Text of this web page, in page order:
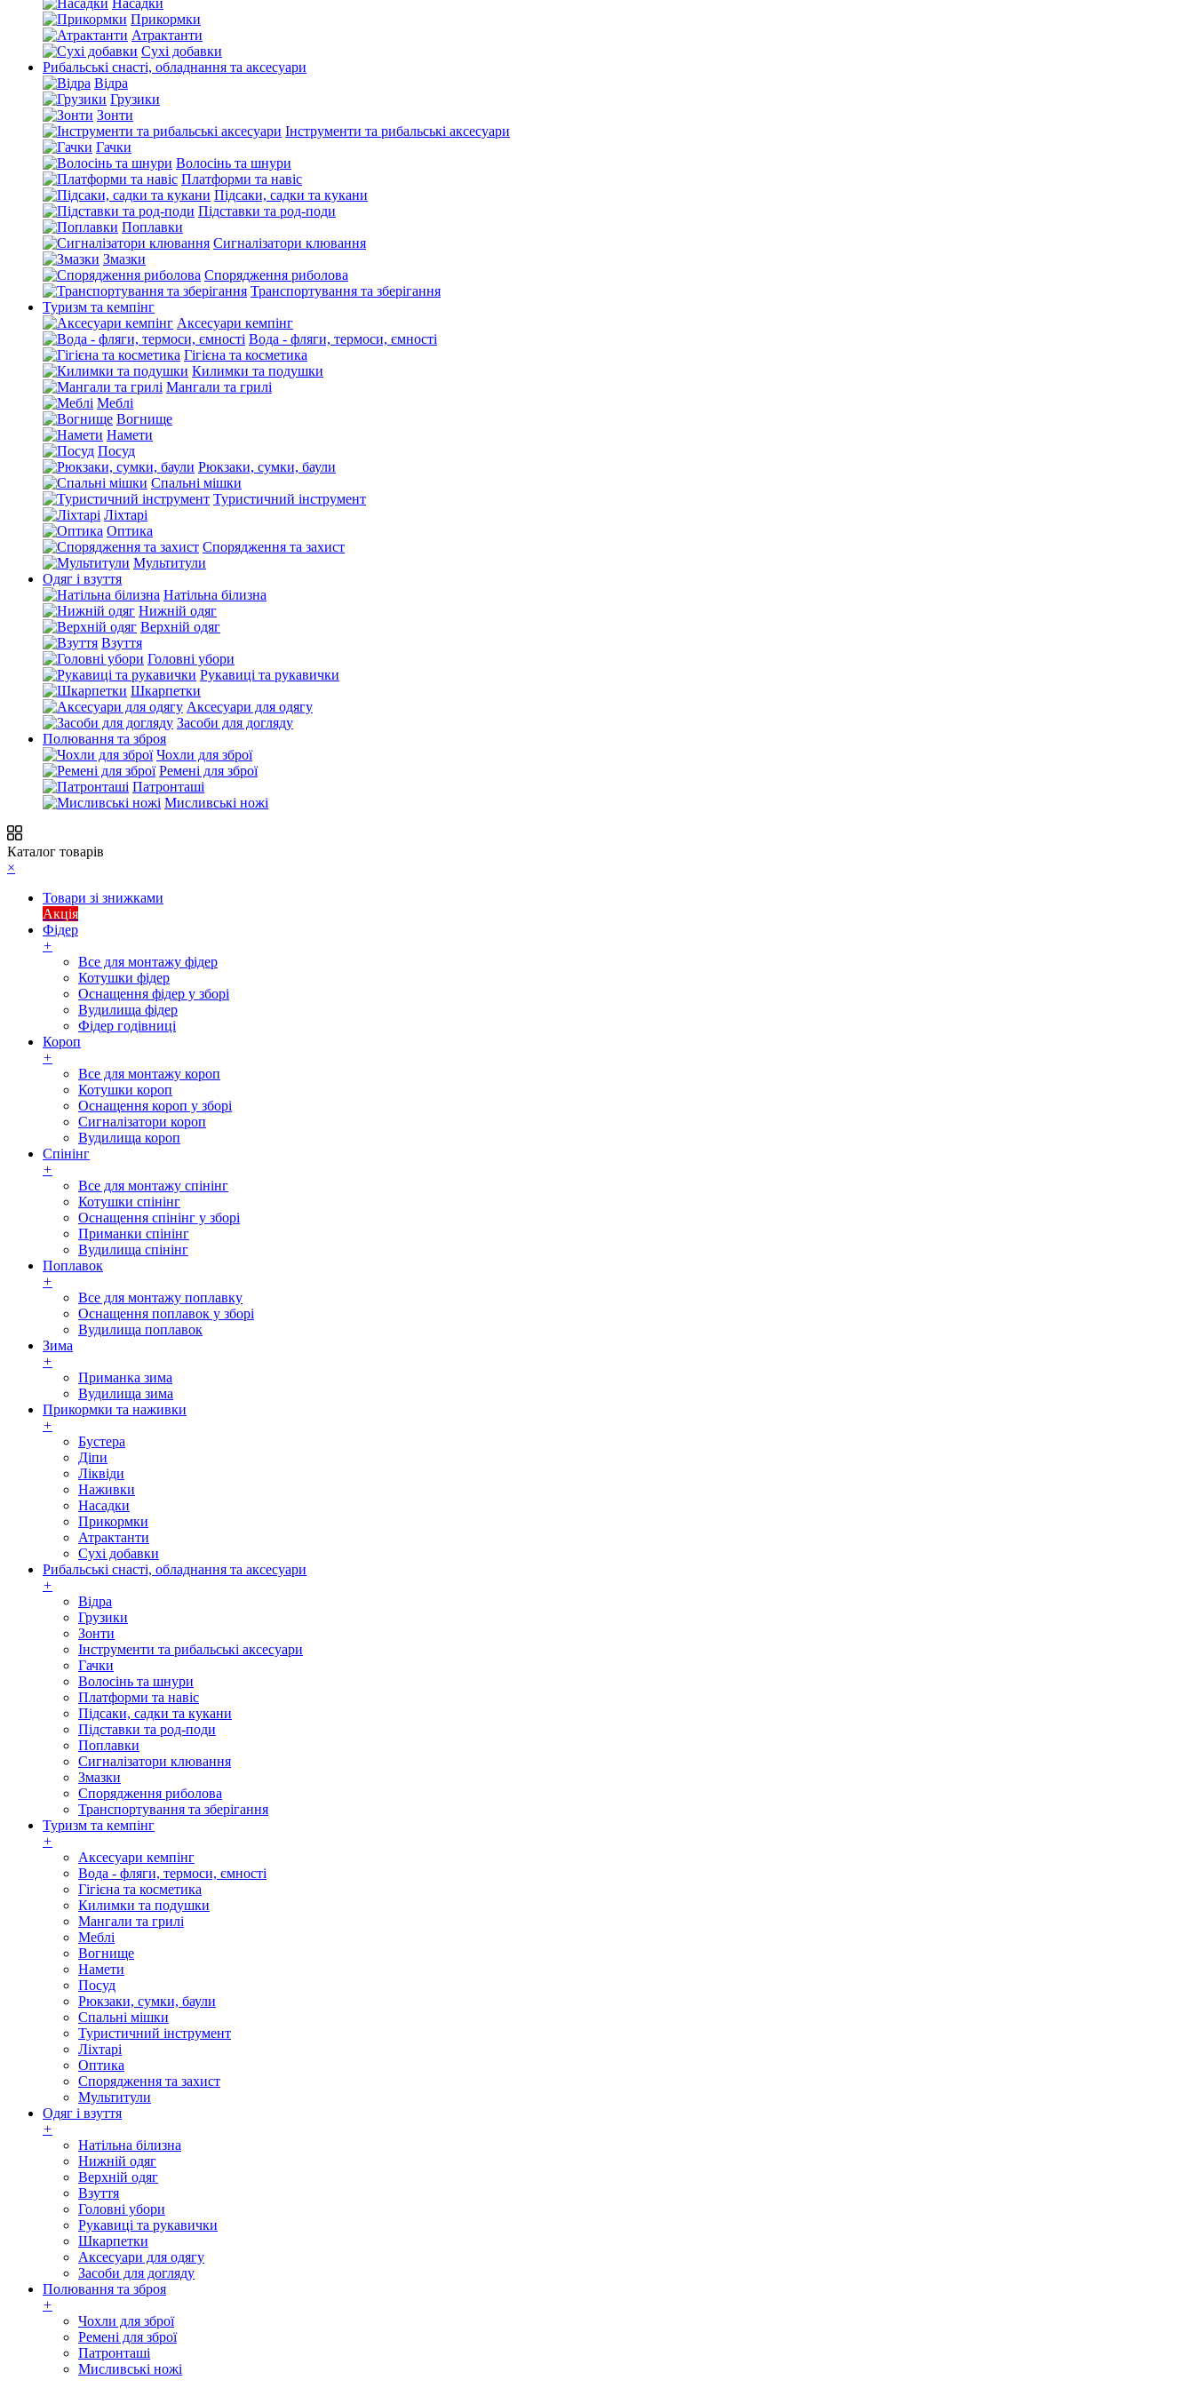
Насадки
Прикормки
Атрактанти
Сухі добавки
Рибальські снасті, обладнання та аксесуари
Відра
Грузики
Зонти
Інструменти та рибальські аксесуари
Гачки
Волосінь та шнури
Платформи та навіс
Підсаки, садки та кукани
Підставки та род-поди
Поплавки
Сигналізатори клювання
Змазки
Спорядження риболова
Транспортування та зберігання
Туризм та кемпінг
Аксесуари кемпінг
Вода - фляги, термоси, ємності
Гігієна та косметика
Килимки та подушки
Мангали та грилі
Меблі
Вогнище
Намети
Посуд
Рюкзаки, сумки, баули
Спальні мішки
Туристичний інструмент
Ліхтарі
Оптика
Спорядження та захист
Мультитули
Одяг і взуття
Натільна білизна
Нижній одяг
Верхній одяг
Взуття
Головні убори
Рукавиці та рукавички
Шкарпетки
Аксесуари для одягу
Засоби для догляду
Полювання та зброя
Чохли для зброї
Ремені для зброї
Патронташі
Мисливські ножі
Каталог товарів
×
Товари зі знижками
Акція
Фідер
+
Все для монтажу фідер
Котушки фідер
Оснащення фідер у зборі
Вудилища фідер
Фідер годівниці
Короп
+
Все для монтажу короп
Котушки короп
Оснащення короп у зборі
Сигналізатори короп
Вудилища короп
Спінінг
+
Все для монтажу спінінг
Котушки спінінг
Оснащення спінінг у зборі
Приманки спінінг
Вудилища спінінг
Поплавок
+
Все для монтажу поплавку
Оснащення поплавок у зборі
Вудилища поплавок
Зима
+
Приманка зима
Вудилища зима
Прикормки та наживки
+
Бустера
Діпи
Ліквіди
Наживки
Насадки
Прикормки
Атрактанти
Сухі добавки
Рибальські снасті, обладнання та аксесуари
+
Відра
Грузики
Зонти
Інструменти та рибальські аксесуари
Гачки
Волосінь та шнури
Платформи та навіс
Підсаки, садки та кукани
Підставки та род-поди
Поплавки
Сигналізатори клювання
Змазки
Спорядження риболова
Транспортування та зберігання
Туризм та кемпінг
+
Аксесуари кемпінг
Вода - фляги, термоси, ємності
Гігієна та косметика
Килимки та подушки
Мангали та грилі
Меблі
Вогнище
Намети
Посуд
Рюкзаки, сумки, баули
Спальні мішки
Туристичний інструмент
Ліхтарі
Оптика
Спорядження та захист
Мультитули
Одяг і взуття
+
Натільна білизна
Нижній одяг
Верхній одяг
Взуття
Головні убори
Рукавиці та рукавички
Шкарпетки
Аксесуари для одягу
Засоби для догляду
Полювання та зброя
+
Чохли для зброї
Ремені для зброї
Патронташі
Мисливські ножі